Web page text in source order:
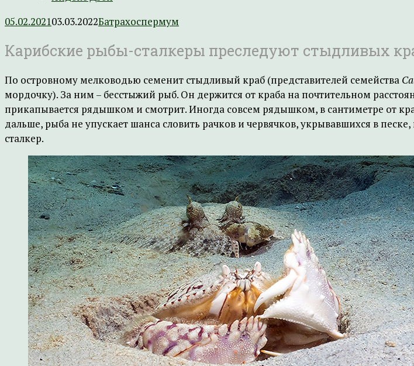
05.02.202103.03.2022Батрахоспермум
Карибские рыбы-сталкеры преследуют стыдливых
По островному мелководью семенит стыдливый краб (представителей семейства
мордочку). За ним – бесстыжий рыб. Он держится от краба на почтительном
прикапывается рядышком и смотрит. Иногда совсем рядышком, в сантиметре от
дальше, рыба не упускает шанса словить рачков и червячков, укрывавшихся в
сталкер.